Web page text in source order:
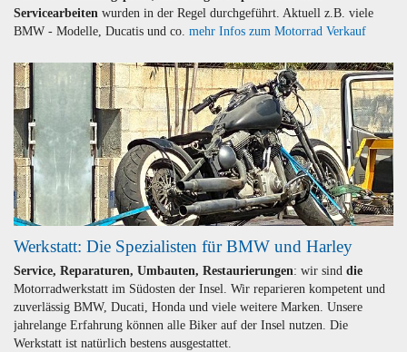
Servicearbeiten wurden in der Regel durchgeführt. Aktuell z.B. viele
BMW - Modelle, Ducatis und co. mehr Infos zum Motorrad Verkauf
Werkstatt: Die Spezialisten für BMW und Harley
Service, Reparaturen, Umbauten, Restaurierungen: wir sind die
Motorradwerkstatt im Südosten der Insel. Wir reparieren kompetent und
zuverlässig BMW, Ducati, Honda und viele weitere Marken. Unsere
jahrelange Erfahrung können alle Biker auf der Insel nutzen. Die
Werkstatt ist natürlich bestens ausgestattet.